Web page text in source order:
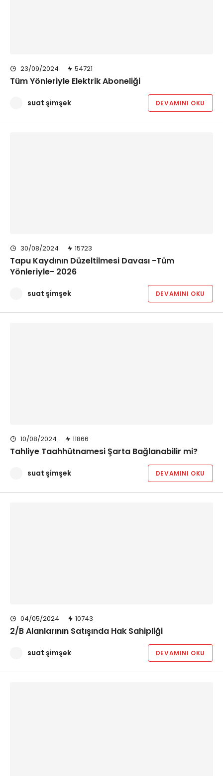
23/09/2024 54721
Tüm Yönleriyle Elektrik Aboneliği
suat şimşek DEVAMINI OKU
30/08/2024 15723
Tapu Kaydının Düzeltilmesi Davası -Tüm
Yönleriyle- 2026
suat şimşek DEVAMINI OKU
10/08/2024 11866
Tahliye Taahhütnamesi Şarta Bağlanabilir mi?
suat şimşek DEVAMINI OKU
04/05/2024 10743
2/B Alanlarının Satışında Hak Sahipliği
suat şimşek DEVAMINI OKU